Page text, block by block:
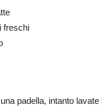
freschi
padella, intanto